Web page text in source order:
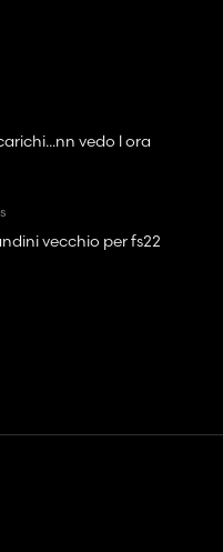
vedo l ora
vecchio per fs22